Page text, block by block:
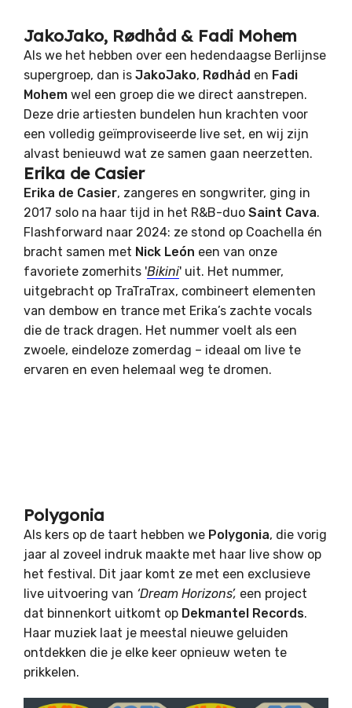
JakoJako, Rødhåd & Fadi Mohem
Als we het hebben over een hedendaagse Berlijnse
supergroep, dan is JakoJako, Rødhåd en Fadi
Mohem wel een groep die we direct aanstrepen.
Deze drie artiesten bundelen hun krachten voor
een volledig geïmproviseerde live set, en wij zijn
alvast benieuwd wat ze samen gaan neerzetten.
Erika de Casier
Erika de Casier, zangeres en songwriter, ging in
2017 solo na haar tijd in het R&B-duo Saint Cava.
Flashforward naar 2024: ze stond op Coachella én
bracht samen met Nick León een van onze
favoriete zomerhits 'Bikini' uit. Het nummer,
uitgebracht op TraTraTrax, combineert elementen
van dembow en trance met Erika’s zachte vocals
die de track dragen. Het nummer voelt als een
zwoele, eindeloze zomerdag – ideaal om live te
ervaren en even helemaal weg te dromen.
Polygonia
Als kers op de taart hebben we Polygonia, die vorig
jaar al zoveel indruk maakte met haar live show op
het festival. Dit jaar komt ze met een exclusieve
live uitvoering van ‘Dream Horizons’, een project
dat binnenkort uitkomt op Dekmantel Records.
Haar muziek laat je meestal nieuwe geluiden
ontdekken die je elke keer opnieuw weten te
prikkelen.